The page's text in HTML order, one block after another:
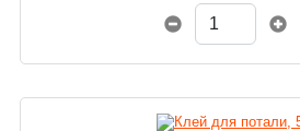
наклеиваются легко, просто и быстро.